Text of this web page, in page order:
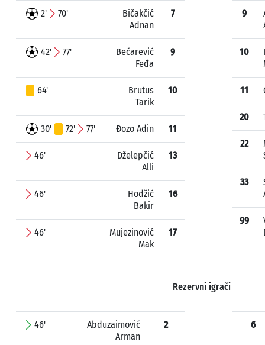
2' 70'
Bičakčić
Adnan
7
42' 77'
Bećarević
Feđa
9
64'
Brutus
Tarik
10
30' 72' 77' Đozo Adin 11
46'
Dželepčić
Alli
13
46'
Hodžić
Bakir
16
46'
Mujezinović
Mak
17
9
10
11
20
22
33
99
Rezervni igrači
46'
Abduzaimović
Arman
2 6